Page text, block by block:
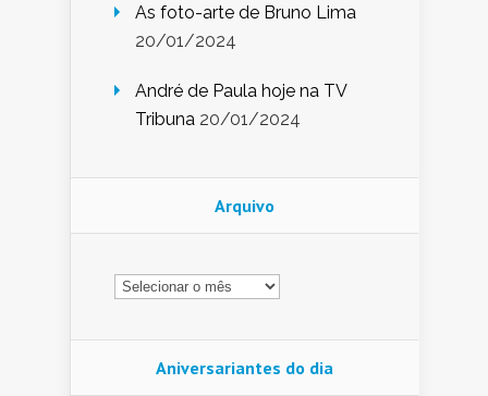
As foto-arte de Bruno Lima
20/01/2024
André de Paula hoje na TV
Tribuna 20/01/2024
Arquivo
Arquivo
Aniversariantes do dia